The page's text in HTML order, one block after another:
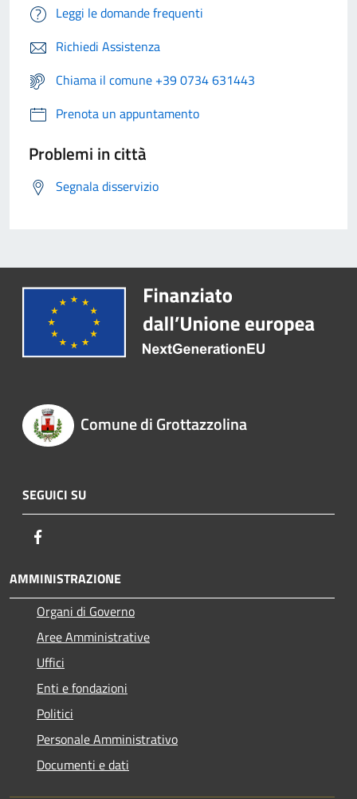
Leggi le domande frequenti
Richiedi Assistenza
Chiama il comune +39 0734 631443
Prenota un appuntamento
Problemi in città
Segnala disservizio
Comune di Grottazzolina
SEGUICI SU
AMMINISTRAZIONE
Organi di Governo
Aree Amministrative
Uffici
Enti e fondazioni
Politici
Personale Amministrativo
Documenti e dati